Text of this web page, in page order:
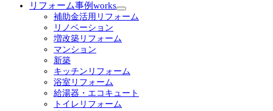
リフォーム事例works
サ
ー
補助金活用リフォーム
リノベーション
増改築リフォーム
マンション
新築
キッチンリフォーム
浴室リフォーム
給湯器・エコキュート
トイレリフォーム